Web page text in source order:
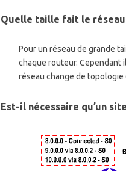
Quelle taille fait le réseau
Pour un réseau de grande
chaque routeur. Cependant
réseau change de topologie
Est-il nécessaire qu’un